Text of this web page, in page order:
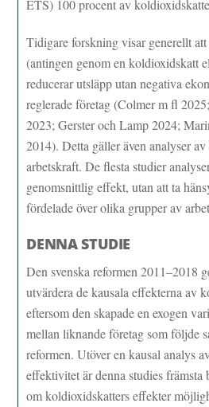
ETS) 100 procent av
Tidigare forskning visar generellt
(antingen genom en koldioxidskatt
reducerar utsläpp utan negativa
reglerade företag (Colmer m fl
2023; Gerster och Lamp 2024;
2014). Detta gäller även analyser
arbetskraft. De flesta studier
genomsnittlig effekt, utan att ta
fördelade över olika grupper av
DENNA STUDIE
Den svenska reformen 2011–2018
utvärdera de kausala effekterna av
eftersom den skapade en exogen
mellan liknande företag som följde
reformen. Utöver en kausal analys
effektivitet är denna studies
om koldioxidskatters effekter